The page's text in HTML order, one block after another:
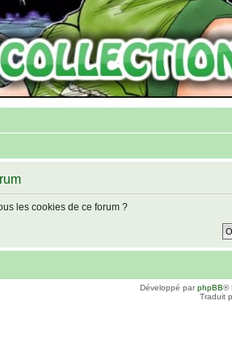
les cookies de ce forum ?
Développé parphpBB®
Traduit